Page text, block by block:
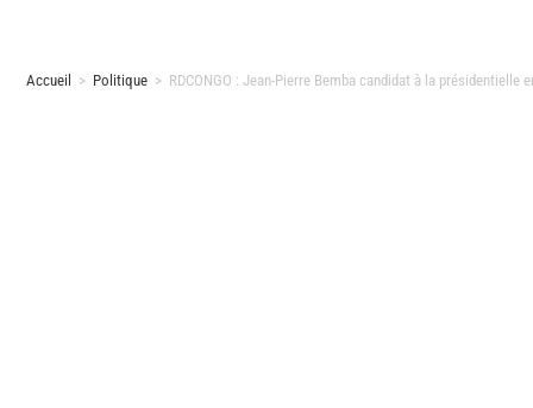
Accueil > Politique > RDCONGO : Jean-Pierre Bemba candidat à la